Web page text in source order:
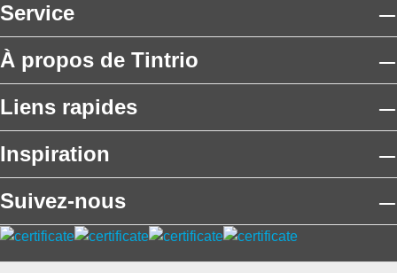
Service
À propos de Tintrio
Liens rapides
Inspiration
Suivez-nous